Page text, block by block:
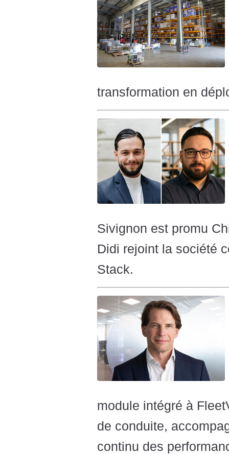
transformation en
Sivignon est promu
Didi rejoint la société
Stack.
module intégré à
de conduite,
continu des